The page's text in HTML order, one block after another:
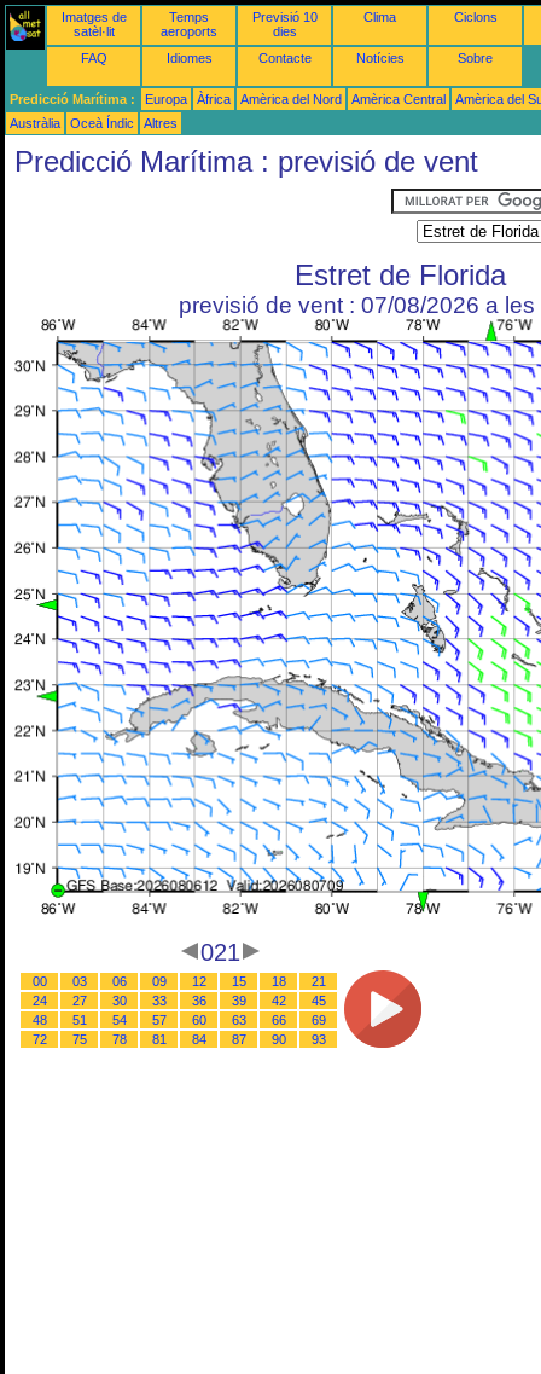
Imatges de
satèl·lit
Temps
aeroports
Previsió 10
dies
Clima Ciclons
FAQ Idiomes Contacte Notícies Sobre
Predicció Marítima : Europa Àfrica Amèrica del Nord Amèrica Central
Amèrica del
Austràlia
Oceà Índic Altres
Predicció Marítima : previsió de vent
Estret de Florida
previsió de vent : 07/08/2026 a les
021
00 03 06 09 12 15 18
21
24
27 30 33 36 39 42
45
48
51 54 57 60 63 66
69
72
75 78 81 84 87 90 93